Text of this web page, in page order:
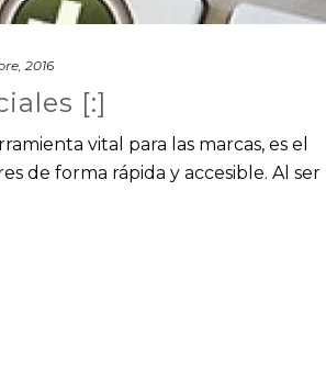
2016
[:]
vital para las marcas, es el
de forma rápida y accesible. Al ser